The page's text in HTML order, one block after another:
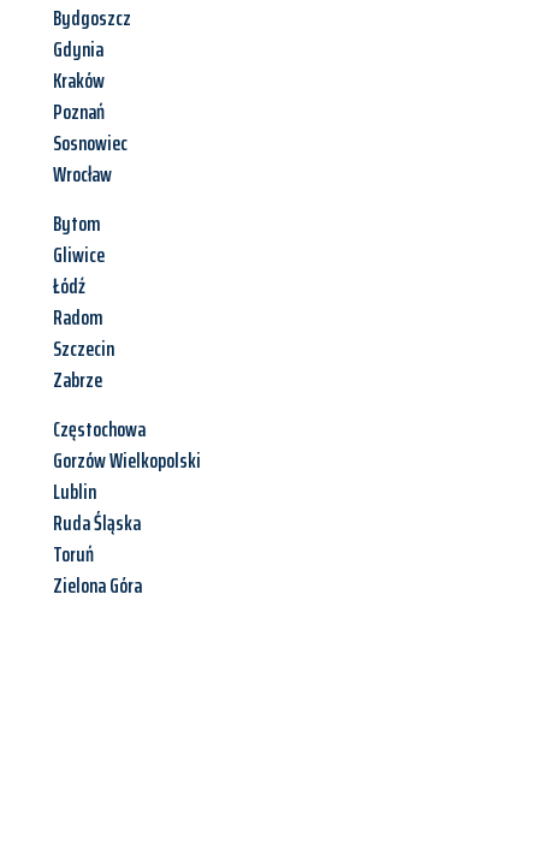
Bydgoszcz
Gdynia
Kraków
Poznań
Sosnowiec
Wrocław
Bytom
Gliwice
Łódź
Radom
Szczecin
Zabrze
Częstochowa
Gorzów Wielkopolski
Lublin
Ruda Śląska
Toruń
Zielona Góra